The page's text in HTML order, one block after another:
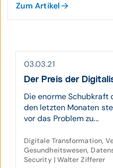
Zum Artikel
03.03.21
Der Preis der
Die enorme Schubkraft
den letzten Monaten
vor das Problem zu...
Digitale Transformation,
Gesundheitswesen,
Security | Walter Zifferer